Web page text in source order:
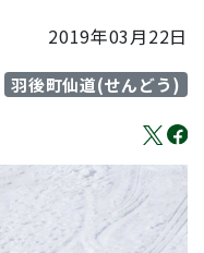
2019年03月22日
羽後町仙道(せんどう)